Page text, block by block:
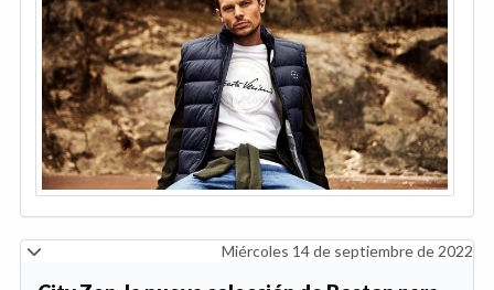
Miércoles 14 de septiembre de 2022